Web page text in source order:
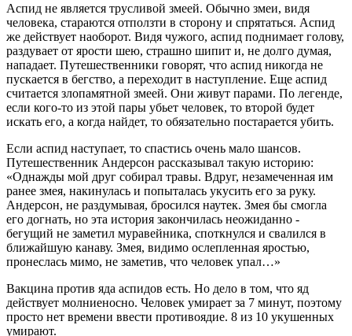
Аспид не является трусливой змеей. Обычно змеи, видя
человека, стараются отползти в сторону и спрятаться. Аспид
же действует наоборот. Видя чужого, аспид поднимает голову,
раздувает от ярости шею, страшно шипит и, не долго думая,
нападает. Путешественники говорят, что аспид никогда не
пускается в бегство, а переходит в наступление. Еще аспид
считается злопамятной змеей. Они живут парами. По легенде,
если кого-то из этой пары убьет человек, то второй будет
искать его, а когда найдет, то обязательно постарается убить.
Если аспид наступает, то спастись очень мало шансов.
Путешественник Андерсон рассказывал такую историю:
«Однажды мой друг собирал травы. Вдруг, незамеченная им
ранее змея, накинулась и попыталась укусить его за руку.
Андерсон, не раздумывая, бросился наутек. Змея бы смогла
его догнать, но эта история закончилась неожиданно -
бегущий не заметил муравейника, споткнулся и свалился в
ближайшую канаву. Змея, видимо ослепленная яростью,
пронеслась мимо, не заметив, что человек упал…»
Вакцина против яда аспидов есть. Но дело в том, что яд
действует молниеносно. Человек умирает за 7 минут, поэтому
просто нет времени ввести противоядие. 8 из 10 укушенных
умирают.